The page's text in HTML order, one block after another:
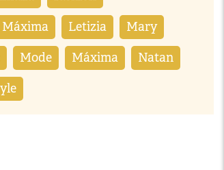
Letizia Mary
Mode Máxima Natan